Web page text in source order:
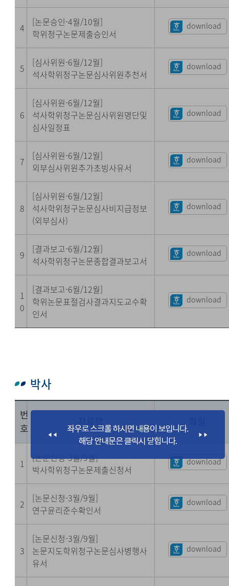
4
[논문승인-4월/10월]
학위청구논문제출승인서
download
5
[심사위원-6월/12월]
석사학위청구논문심사위원추천서
download
6
[심사위원-6월/12월]
석사학위청구논문심사위원명단및
심사일정표
download
7
[심사위원-6월/12월]
외부심사위원추가초빙사유서
download
8
[심사위원-6월/12월]
석사학위청구논문심사비지급정보
(외부심사)
download
9
[결과보고-6월/12월]
석사학위청구논문종합결과보고서
download
1
0
[결과보고-6월/12월]
학위논문표절검사결과지도교수확
인서
download
박사
번
호
1
[논문신청-3월/9월]
박사학위청구논문제출신청서
download
2
[논문신청-3월/9월]
연구윤리준수확인서
download
3
[논문신청-3월/9월]
논문지도학위청구논문심사병행사
유서
download